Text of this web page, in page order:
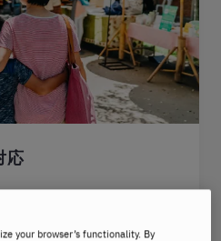
応
ムで学習。
your browser’s functionality. By